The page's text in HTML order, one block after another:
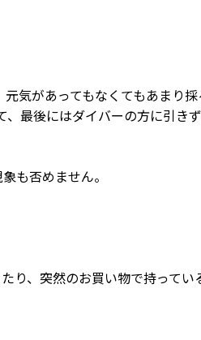
気があってもなくてもあまり採
最後にはダイバーの方に引きず
も否めません。
り、突然のお買い物で持ってい